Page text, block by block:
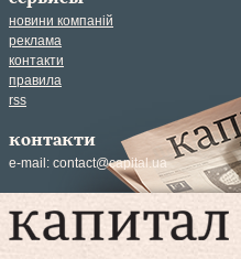
новини компаній
реклама
контакти
правила
rss
контакти
e-mail: contact@capital.ua